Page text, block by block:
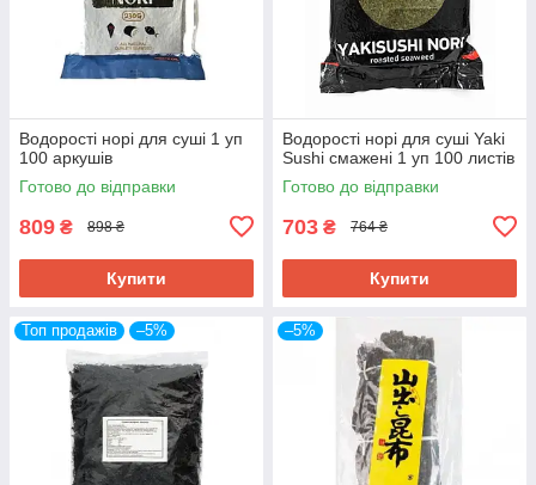
Водорості норі для суші 1 уп
100 аркушів
Готово до відправки
809 ₴ 898 ₴
Купити
Водорості норі для суші Yaki
Sushi смажені 1 уп 100 листів
Готово до відправки
703 ₴ 764 ₴
Купити
Топ продажів –5% –5%